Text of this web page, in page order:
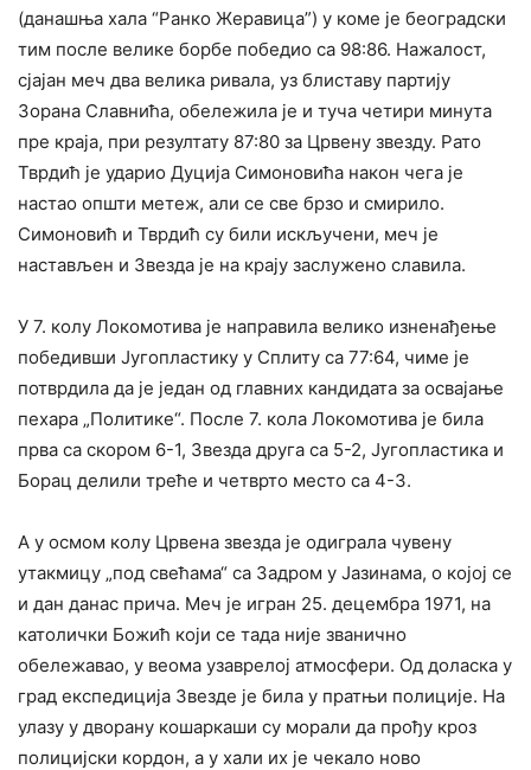
(данашња хала “Ранко Жеравица”) у коме је београдски
тим после велике борбе победио са 98:86. Нажалост,
сјајан меч два велика ривала, уз блиставу партију
Зорана Славнића, обележила је и туча четири минута
пре краја, при резултату 87:80 за Црвену звезду. Рато
Тврдић је ударио Дуција Симоновића након чега је
настао општи метеж, али се све брзо и смирило.
Симоновић и Тврдић су били искључени, меч је
настављен и Звезда је на крају заслужено славила.
У 7. колу Локомотива је направила велико изненађење
победивши Југопластику у Сплиту са 77:64, чиме је
потврдила да је један од главних кандидата за освајање
пехара „Политике“. После 7. кола Локомотива је била
прва са скором 6-1, Звезда друга са 5-2, Југопластика и
Борац делили треће и четврто место са 4-3.
А у осмом колу Црвена звезда је одиграла чувену
утакмицу „под свећама“ са Задром у Јазинама, о којој се
и дан данас прича. Меч је игран 25. децембра 1971, на
католички Божић који се тада није званично
обележавао, у веома узаврелој атмосфери. Од доласка у
град експедиција Звезде је била у пратњи полиције. На
улазу у дворану кошаркаши су морали да прођу кроз
полицијски кордон, а у хали их је чекало ново